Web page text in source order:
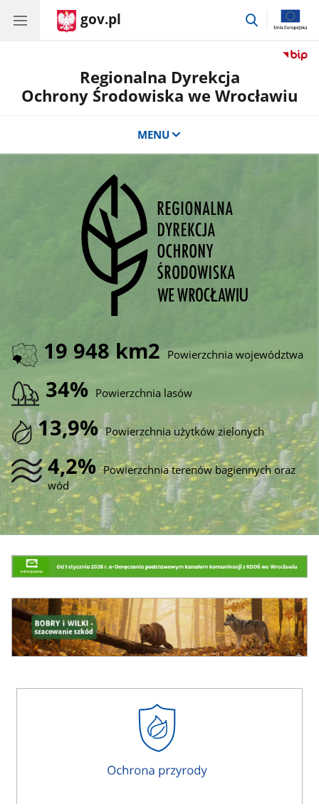
gov.pl
przejdź
Regionalna Dyrekcja
Ochrony Środowiska we Wrocławiu
MENU
19 948 km2 Powierzchnia województwa
34% Powierzchnia lasów
13,9% Powierzchnia użytków zielonych
4,2% Powierzchnia terenów bagiennych oraz
wód